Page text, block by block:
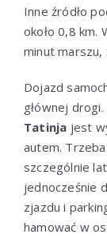
Inne źródło
około 0,8 km.
minut
Dojazd
głównej
Tatinja jest
autem.
szczególnie
jednocześnie
zjazdu i
hamować w